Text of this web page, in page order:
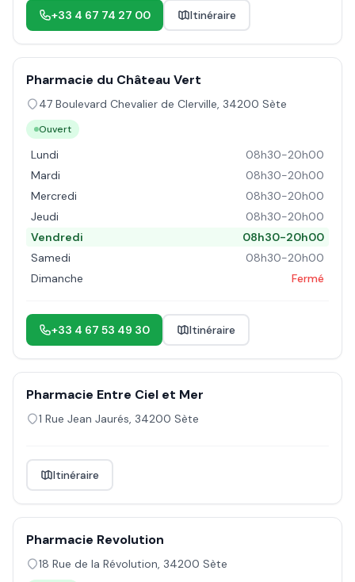
+33 4 67 74 27 00 Itinéraire
Pharmacie du Château Vert
47 Boulevard Chevalier de Clerville, 34200 Sète
Ouvert
Lundi
08h30-20h00
Mardi
08h30-20h00
Mercredi
08h30-20h00
Jeudi
08h30-20h00
Vendredi
08h30-20h00
Samedi
08h30-20h00
Dimanche
Fermé
+33 4 67 53 49 30 Itinéraire
Pharmacie Entre Ciel et Mer
1 Rue Jean Jaurés, 34200 Sète
Itinéraire
Pharmacie Revolution
18 Rue de la Révolution, 34200 Sète